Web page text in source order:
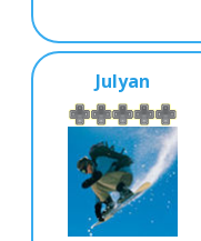
Julyan